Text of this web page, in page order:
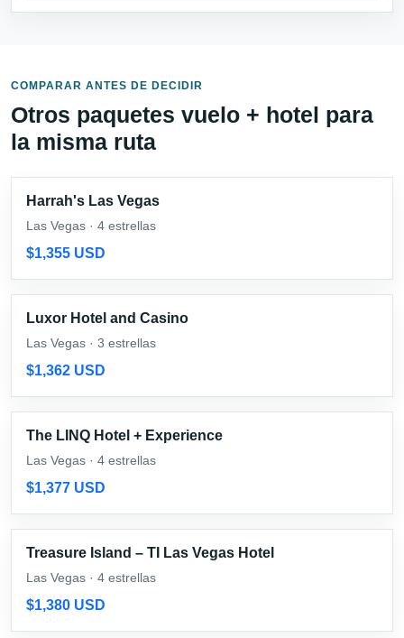
COMPARAR ANTES DE DECIDIR
Otros paquetes vuelo + hotel para
la misma ruta
Harrah's Las Vegas
Las Vegas · 4 estrellas
$1,355 USD
Luxor Hotel and Casino
Las Vegas · 3 estrellas
$1,362 USD
The LINQ Hotel + Experience
Las Vegas · 4 estrellas
$1,377 USD
Treasure Island – TI Las Vegas Hotel
Las Vegas · 4 estrellas
$1,380 USD